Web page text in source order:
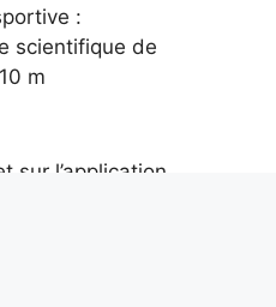
:
scientifique de
m